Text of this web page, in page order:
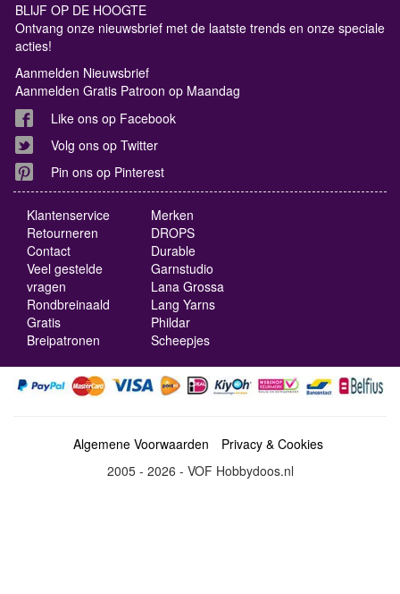
BLIJF OP DE HOOGTE
Ontvang onze nieuwsbrief met de laatste trends en onze speciale
acties!
Aanmelden Nieuwsbrief
Aanmelden Gratis Patroon op Maandag
Like ons op Facebook
Volg ons op Twitter
Pin ons op Pinterest
Klantenservice
Retourneren
Contact
Veel gestelde
vragen
Rondbreinaald
Gratis
Breipatronen
Merken
DROPS
Durable
Garnstudio
Lana Grossa
Lang Yarns
Phildar
Scheepjes
Algemene Voorwaarden
Privacy & Cookies
2005 - 2026 - VOF Hobbydoos.nl